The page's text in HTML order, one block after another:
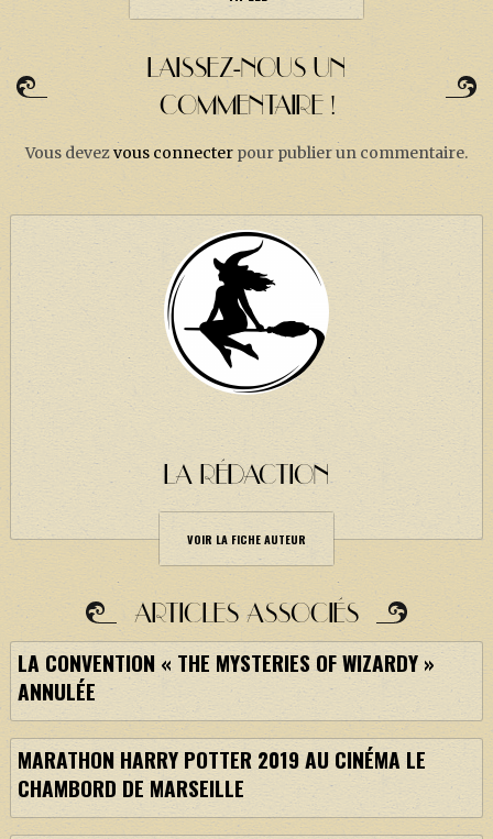
LAISSEZ-NOUS UN
COMMENTAIRE !
Vous devezvous connecter pour publier un commentaire.
LA RÉDACTION
VOIR LA FICHE AUTEUR
ARTICLES ASSOCIÉS
LA CONVENTION « THE MYSTERIES OF WIZARDY »
ANNULÉE
MARATHON HARRY POTTER 2019 AU CINÉMA LE
CHAMBORD DE MARSEILLE